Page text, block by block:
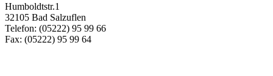
Humboldtstr.1
32105 Bad Salzuflen
Telefon: (05222) 95 99 66
Fax: (05222) 95 99 64